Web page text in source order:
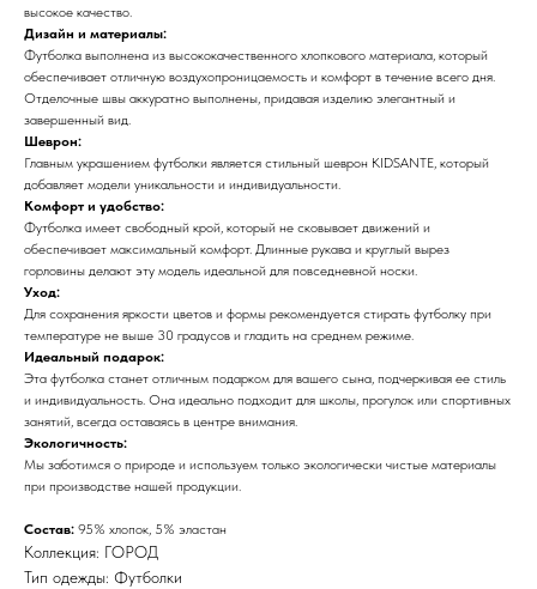
высокое качество.
Дизайн и материалы:
Футболка выполнена из высококачественного хлопкового материала, который
обеспечивает отличную воздухопроницаемость и комфорт в течение всего дня.
Отделочные швы аккуратно выполнены, придавая изделию элегантный и
завершенный вид.
Шеврон:
Главным украшением футболки является стильный шеврон KIDSANTE, который
добавляет модели уникальности и индивидуальности.
Комфорт и удобство:
Футболка имеет свободный крой, который не сковывает движений и
обеспечивает максимальный комфорт. Длинные рукава и круглый вырез
горловины делают эту модель идеальной для повседневной носки.
Уход:
Для сохранения яркости цветов и формы рекомендуется стирать футболку при
температуре не выше 30 градусов и гладить на среднем режиме.
Идеальный подарок:
Эта футболка станет отличным подарком для вашего сына, подчеркивая ее стиль
и индивидуальность. Она идеально подходит для школы, прогулок или спортивных
занятий, всегда оставаясь в центре внимания.
Экологичность:
Мы заботимся о природе и используем только экологически чистые материалы
при производстве нашей продукции.
Состав: 95% хлопок, 5% эластан
Коллекция: ГОРОД
Тип одежды: Футболки